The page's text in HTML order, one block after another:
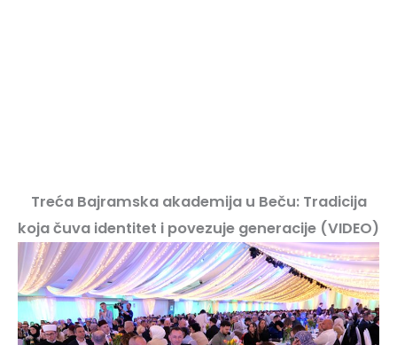
Treća Bajramska akademija u Beču: Tradicija
koja čuva identitet i povezuje generacije (VIDEO)